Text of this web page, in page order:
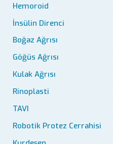
Hemoroid
İnsülin Direnci
Boğaz Ağrısı
Göğüs Ağrısı
Kulak Ağrısı
Rinoplasti
TAVI
Robotik Protez Cerrahisi